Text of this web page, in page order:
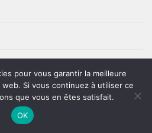
pour vous garantir la meilleure
Si vous continuez à utiliser ce
que vous en êtes satisfait.
OK